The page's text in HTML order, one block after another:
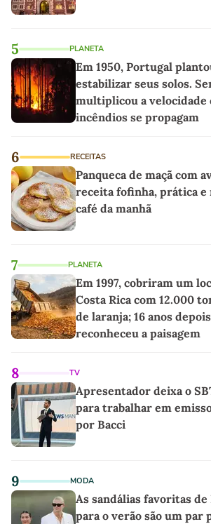
5 PLANETA
Em 1950, Portugal
estabilizar seus solos.
multiplicou a velocidade
incêndios se propagam
6 RECEITAS
Panqueca de maçã com
receita fofinha, prática
café da manhã
7 PLANETA
Em 1997, cobriram um
Costa Rica com 12.000
de laranja; 16 anos
reconheceu a paisagem
8 TV
Apresentador deixa o
para trabalhar em
por Bacci
9 MODA
As sandálias favoritas
para o verão são um par